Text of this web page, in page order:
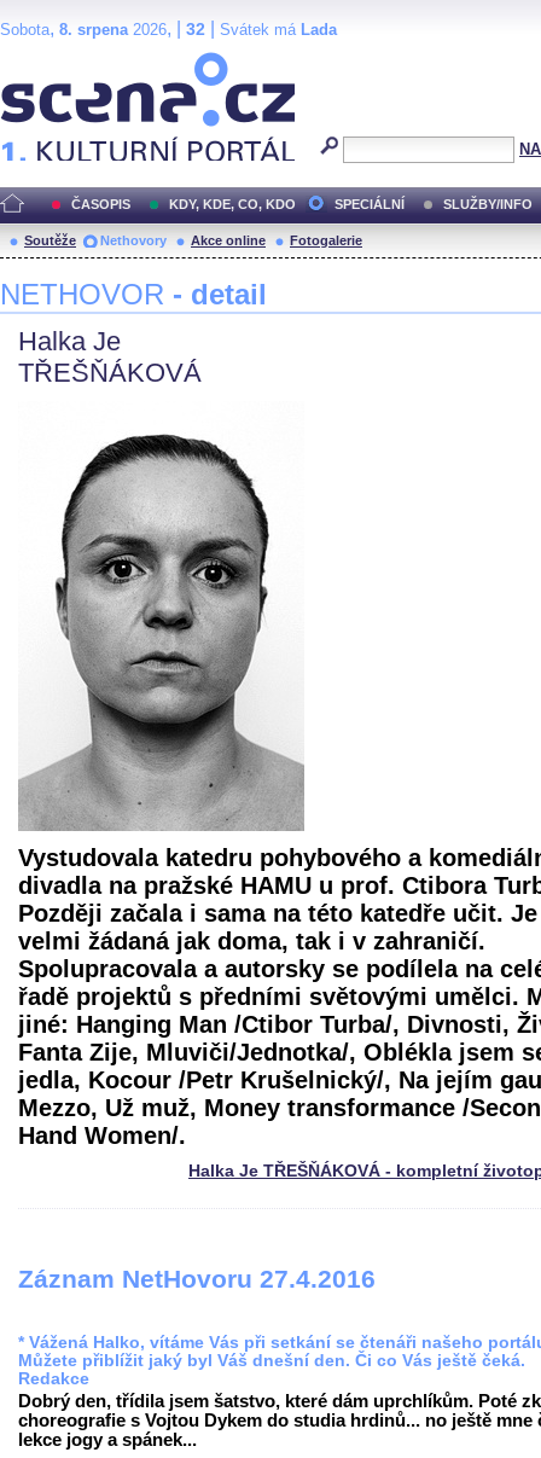
Sobota, 8. srpena2026, | 32 Svátek má Lada
ČASOPIS KDY, KDE, CO, KDO SPECIÁLNÍ SLUŽBY/INFO
Soutěže Nethovory Akce online Fotogalerie
NETHOVOR - detail
Halka Je
TŘEŠŇÁKOVÁ
Vystudovala katedru pohybového a
divadla na pražské HAMU u prof. Ctibora
Později začala i sama na této katedře učit. Je
velmi žádaná jak doma, tak i v zahraničí.
Spolupracovala a autorsky se podílela na
řadě projektů s předními světovými umělci.
jiné: Hanging Man /Ctibor Turba/, Divnosti,
Fanta Zije, Mluviči/Jednotka/, Oblékla jsem
jedla, Kocour /Petr Krušelnický/, Na jejím
Mezzo, Už muž, Money transformance /
Hand Women/.
Halka Je TŘEŠŇÁKOVÁ - kompletní
Záznam NetHovoru 27.4.2016
* Vážená Halko, vítáme Vás při setkání se čtenáři našeho
Můžete přiblížit jaký byl Váš dnešní den. Či co Vás ještě čeká.
Redakce
Dobrý den, třídila jsem šatstvo, které dám uprchlíkům. Poté
choreografie s Vojtou Dykem do studia hrdinů... no ještě mne
lekce jogy a spánek...